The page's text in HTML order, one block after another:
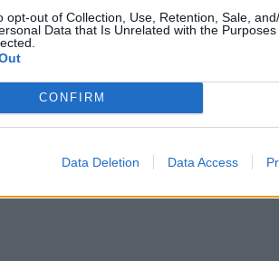
opt-out of Collection, Use, Retention, Sale,
Data that Is Unrelated with the
CONFIRM
Data Deletion Data Access
al potere. Parte da noi, ma arriva
sui social il senatore Enrico
Senato di Italia Viva.